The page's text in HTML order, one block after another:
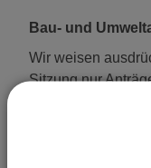
Bau- und
Wir weisen ausdrücklich darauf hin, dass in dieser
Sitzung nur
der Gemeinde